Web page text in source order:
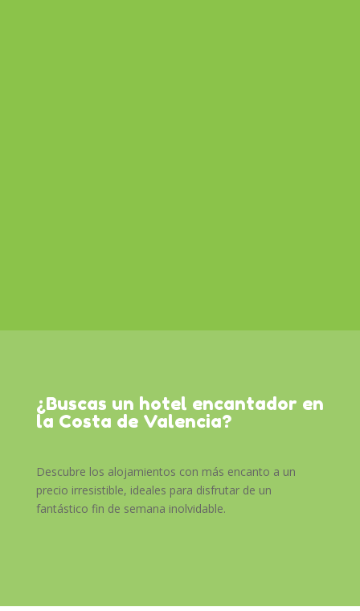
¿Buscas un hotel encantador en
la Costa de Valencia?
Descubre los alojamientos con más encanto a un
precio irresistible, ideales para disfrutar de un
fantástico fin de semana inolvidable.